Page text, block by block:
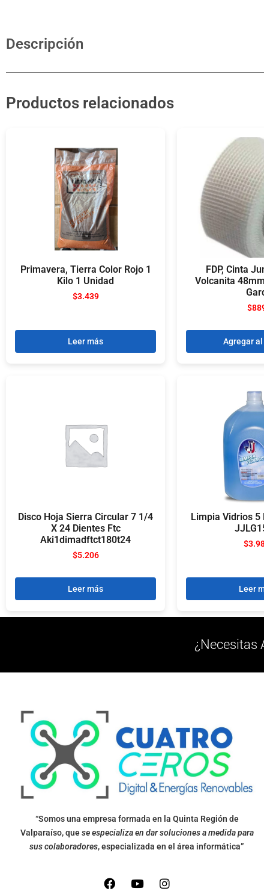
Descripción
Productos relacionados
Primavera, Tierra Color Rojo 1
Kilo 1 Unidad
$3.439
Leer más
FDP, Cinta
Volcanita
$
Agregar
Disco Hoja Sierra Circular 7 1/4
X 24 Dientes Ftc
Aki1dimadftct180t24
$5.206
Leer más
Limpia Vidrios 5
$
Leer
¿Necesitas
“Somos una empresa formada en la Quinta Región de
Valparaíso, quese especializa en dar soluciones a medida para
sus colaboradores, especializada en el área informática”